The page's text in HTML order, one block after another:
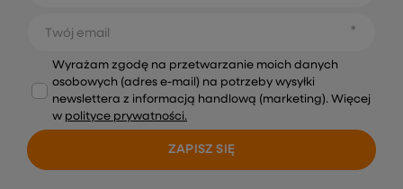
Twój email
Wyrażam zgodę na przetwarzanie moich danych
osobowych (adres e-mail) na potrzeby wysyłki
newslettera z informacją handlową (marketing). Więcej
w polityce prywatności.
ZAPISZ SIĘ